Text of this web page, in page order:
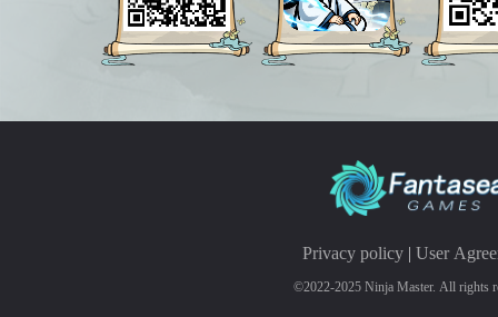
Privacy policy | User
©2022-2025 Ninja Master. All rights